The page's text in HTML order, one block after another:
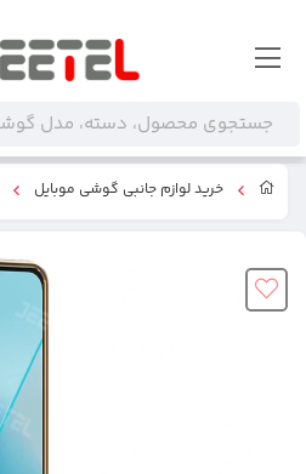
خرید لوازم جانبی گوشی موبایل